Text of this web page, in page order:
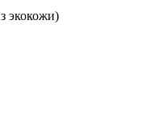
экокожи)